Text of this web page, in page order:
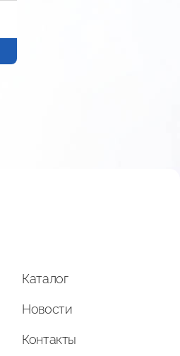
Каталог
Новости
Контакты